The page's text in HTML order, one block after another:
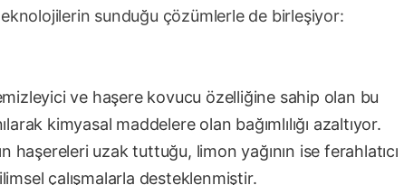
sunduğu çözümlerle de birleşiyor:
ve haşere kovucu özelliğine sahip olan bu
kimyasal maddelere olan bağımlılığı azaltıyor.
haşereleri uzak tuttuğu, limon yağının ise ferahlatıcı
çalışmalarla desteklenmiştir.